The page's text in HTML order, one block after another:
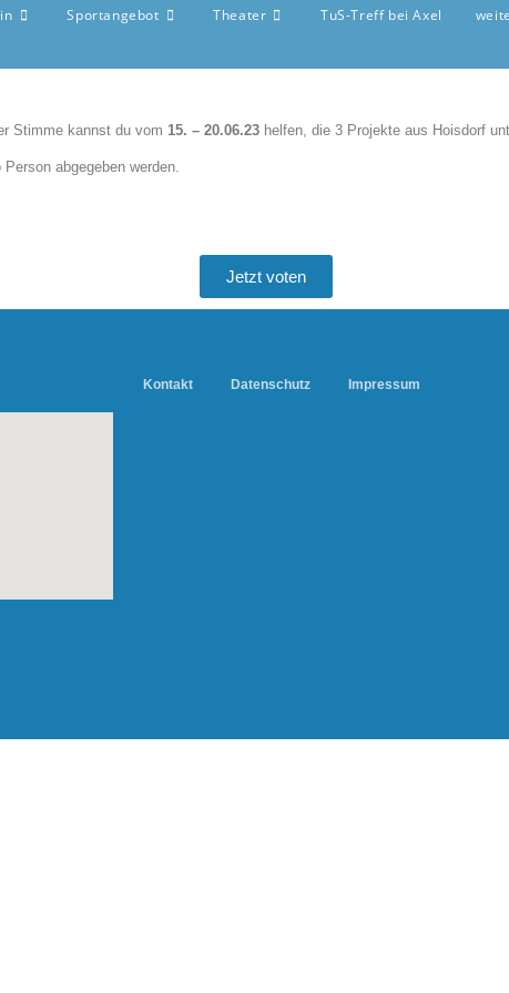
Sportangebot Theater TuS-Treff bei Axel
Stimme kannst du vom 15. – 20.06.23 helfen, die 3 Projekte aus Hoisdorf
abgegeben werden.
Jetzt voten
Kontakt Datenschutz Impressum